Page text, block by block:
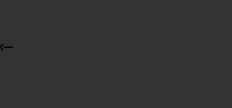
ー
price: